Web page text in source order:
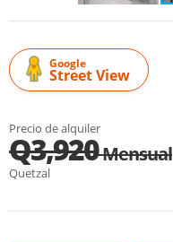
Google
Street View
Precio de alquiler
Q3,920Mensual
Quetzal